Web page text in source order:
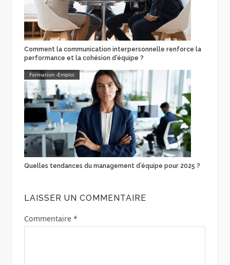
Comment la communication interpersonnelle renforce la
performance et la cohésion d’équipe ?
Formation -Emploi
Quelles tendances du management d’équipe pour 2025 ?
LAISSER UN COMMENTAIRE
Commentaire *